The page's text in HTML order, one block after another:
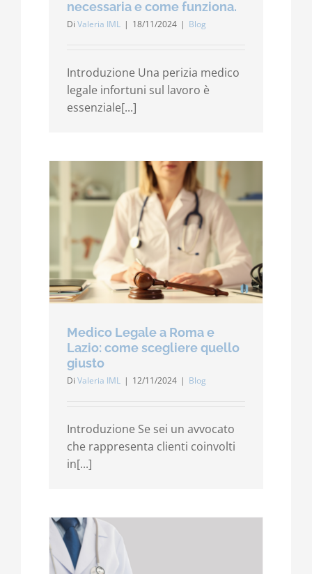
necessaria e come funziona.
Di Valeria IML | 18/11/2024 | Blog
Introduzione Una perizia medico
legale infortuni sul lavoro è
essenziale[...]
Medico Legale a Roma e
Lazio: come scegliere quello
giusto
Di Valeria IML | 12/11/2024 | Blog
Introduzione Se sei un avvocato
che rappresenta clienti coinvolti
in[...]